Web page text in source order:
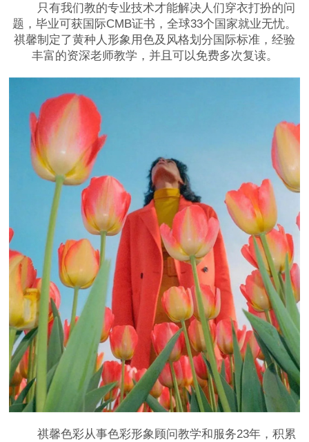
只有我们教的专业技术才能解决人们穿衣打扮的问
题，毕业可获国际CMB证书，全球33个国家就业无忧。
祺馨制定了黄种人形象用色及风格划分国际标准，经验
丰富的资深老师教学，并且可以免费多次复读。
祺馨色彩从事色彩形象顾问教学和服务23年，积累